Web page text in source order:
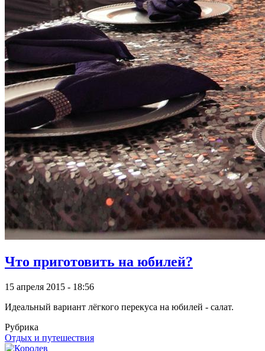
Что приготовить на юбилей?
15 апреля 2015 - 18:56
Идеальный вариант лёгкого перекуса на юбилей - салат.
Рубрика
Отдых и путешествия